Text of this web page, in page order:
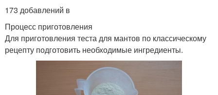
173 добавлений в
Процесс приготовления
Для приготовления теста для мантов по классическому
рецепту подготовить необходимые ингредиенты.